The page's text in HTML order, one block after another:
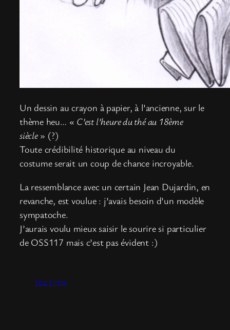
Un dessin au crayon à papier, à l’ancienne, sur le
thème heu… « C’est l’heure du thé au 18ème
siècle» (?)
Toute crédibilité historique au niveau du
costume serait un coup de chance incroyable.
La ressemblance avec un certain Jean Dujardin, en
revanche, est voulue : j’avais besoin d’un modèle
sympatoche.
J’aurais voulu mieux saisir le sourire si particulier
de OSS117 mais c’est pas évident :)
tea time